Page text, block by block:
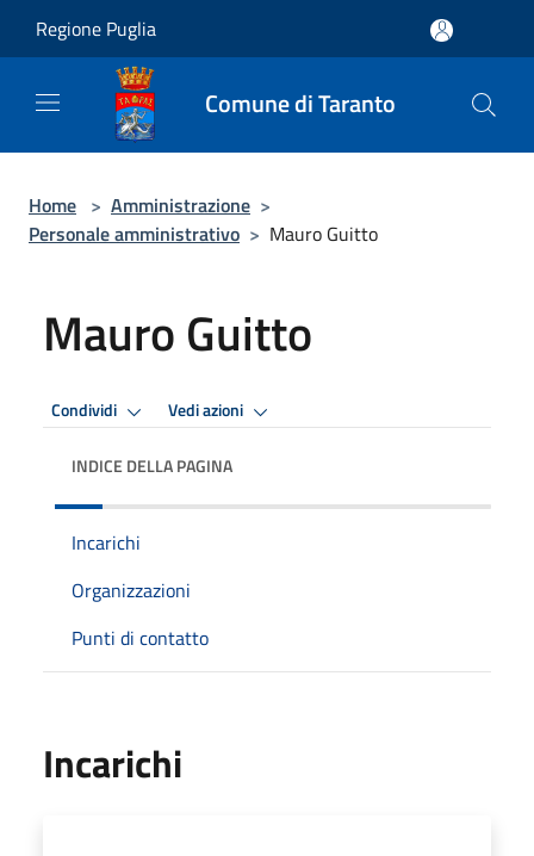
Regione Puglia
Comune di Taranto
Home > Amministrazione >
Personale amministrativo > Mauro Guitto
Mauro Guitto
Condividi Vedi azioni
INDICE DELLA PAGINA
Incarichi
Organizzazioni
Punti di contatto
Incarichi